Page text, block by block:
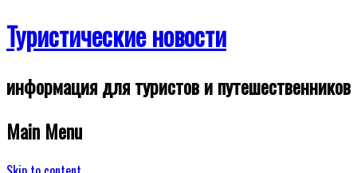
Туристические новости
информация для туристов и путешественников
Main Menu